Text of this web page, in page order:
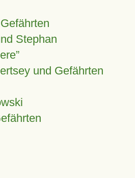
Stephan
und Gefährten